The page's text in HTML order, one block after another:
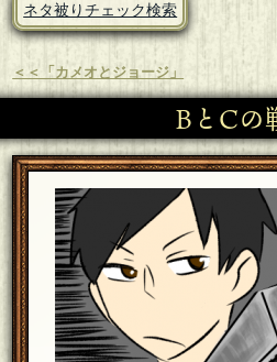
ネタ被りチェック検索
＜＜「カメオとジョージ」
BとCの